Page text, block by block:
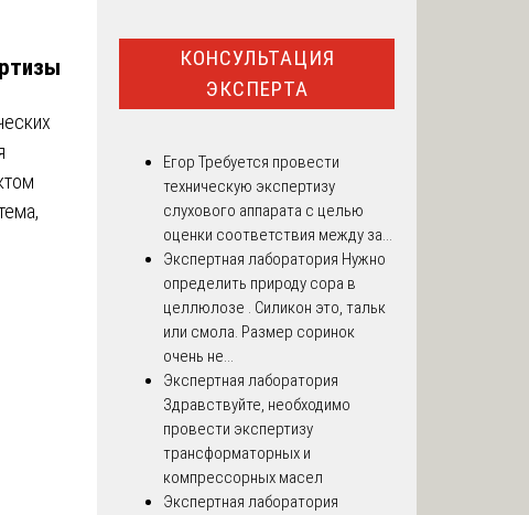
КОНСУЛЬТАЦИЯ
ЭКСПЕРТА
Егор Требуется провести
техническую экспертизу
слухового аппарата с целью
оценки соответствия между за...
Экспертная лаборатория Нужно
определить природу сора в
целлюлозе . Силикон это, тальк
или смола. Размер соринок
очень не...
Экспертная лаборатория
Здравствуйте, необходимо
провести экспертизу
трансформаторных и
компрессорных масел
Экспертная лаборатория